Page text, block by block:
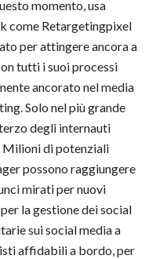
momento, usa
come Retargetingpixel
per attingere ancora a
tutti i suoi processi
ancorato nel media
Solo nel più grande
degli internauti
Milioni di potenziali
possono raggiungere
mirati per nuovi
la gestione dei social
sui social media a
affidabili a bordo, per